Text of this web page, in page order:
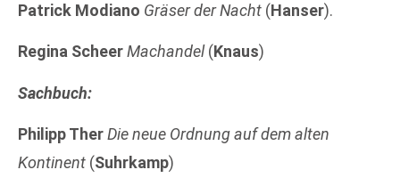
Patrick Modiano Gräser der Nacht (Hanser).
Regina ScheerMachandel(Knaus)
Sachbuch:
Philipp TherDie neue Ordnung auf dem alten
Kontinent (Suhrkamp)